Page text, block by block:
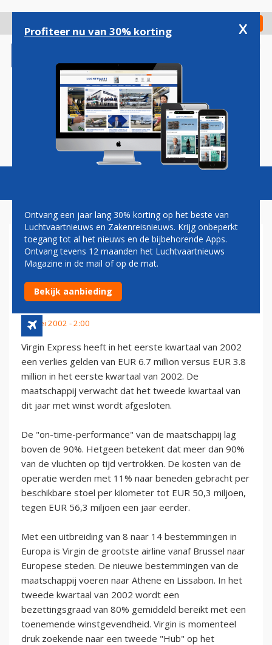
gaan
Check in
Magazine Podcasts Vacatures
VIRGIN EXPRESS MAAKT
VERLIES IN EERSTE
KWARTAAL 2002
29 mei 2002 - 2:00
Virgin Express heeft in het eerste kwartaal van 2002
een verlies gelden van EUR 6.7 million versus EUR 3.8
million in het eerste kwartaal van 2002. De
maatschappij verwacht dat het tweede kwartaal van
dit jaar met winst wordt afgesloten.
De "on-time-performance" van de maatschappij lag
boven de 90%. Hetgeen betekent dat meer dan 90%
van de vluchten op tijd vertrokken. De kosten van de
operatie werden met 11% naar beneden gebracht per
beschikbare stoel per kilometer tot EUR 50,3 miljoen,
tegen EUR 56,3 miljoen een jaar eerder.
Met een uitbreiding van 8 naar 14 bestemmingen in
Europa is Virgin de grootste airline vanaf Brussel naar
Europese steden. De nieuwe bestemmingen van de
maatschappij voeren naar Athene en Lissabon. In het
tweede kwartaal van 2002 wordt een
bezettingsgraad van 80% gemiddeld bereikt met een
toenemende winstgevendheid. Virgin is momenteel
druk zoekende naar een tweede "Hub" op het
Profiteer nu van 30% korting x
Ontvang een jaar lang 30% korting op het beste van
Luchtvaartnieuws en Zakenreisnieuws. Krijg onbeperkt
toegang tot al het nieuws en de bijbehorende Apps.
Ontvang tevens 12 maanden het Luchtvaartnieuws
Magazine in de mail of op de mat.
Bekijk aanbieding